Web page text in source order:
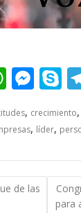
W
at
A
p
M
ss
n
g
S
y
e
, crecimiento,
, líder,
de las
para